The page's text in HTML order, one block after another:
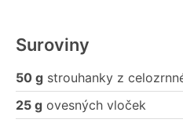
Suroviny
50 g strouhanky z
25 g ovesných vloček